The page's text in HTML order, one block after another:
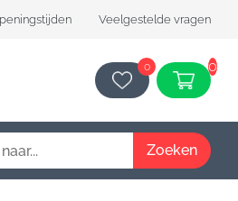
Veelgestelde vragen
0 0